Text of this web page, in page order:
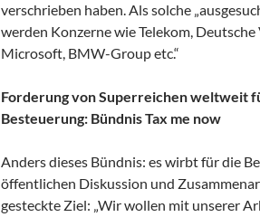
verschrieben haben. Als solche
werden Konzerne wie Telekom,
Microsoft, BMW-Group etc.“
Forderung von Superreichen weltweit
Besteuerung: Bündnis Tax me now
Anders dieses Bündnis: es wirbt für die
öffentlichen Diskussion und
gesteckte Ziel: „Wir wollen mit unserer